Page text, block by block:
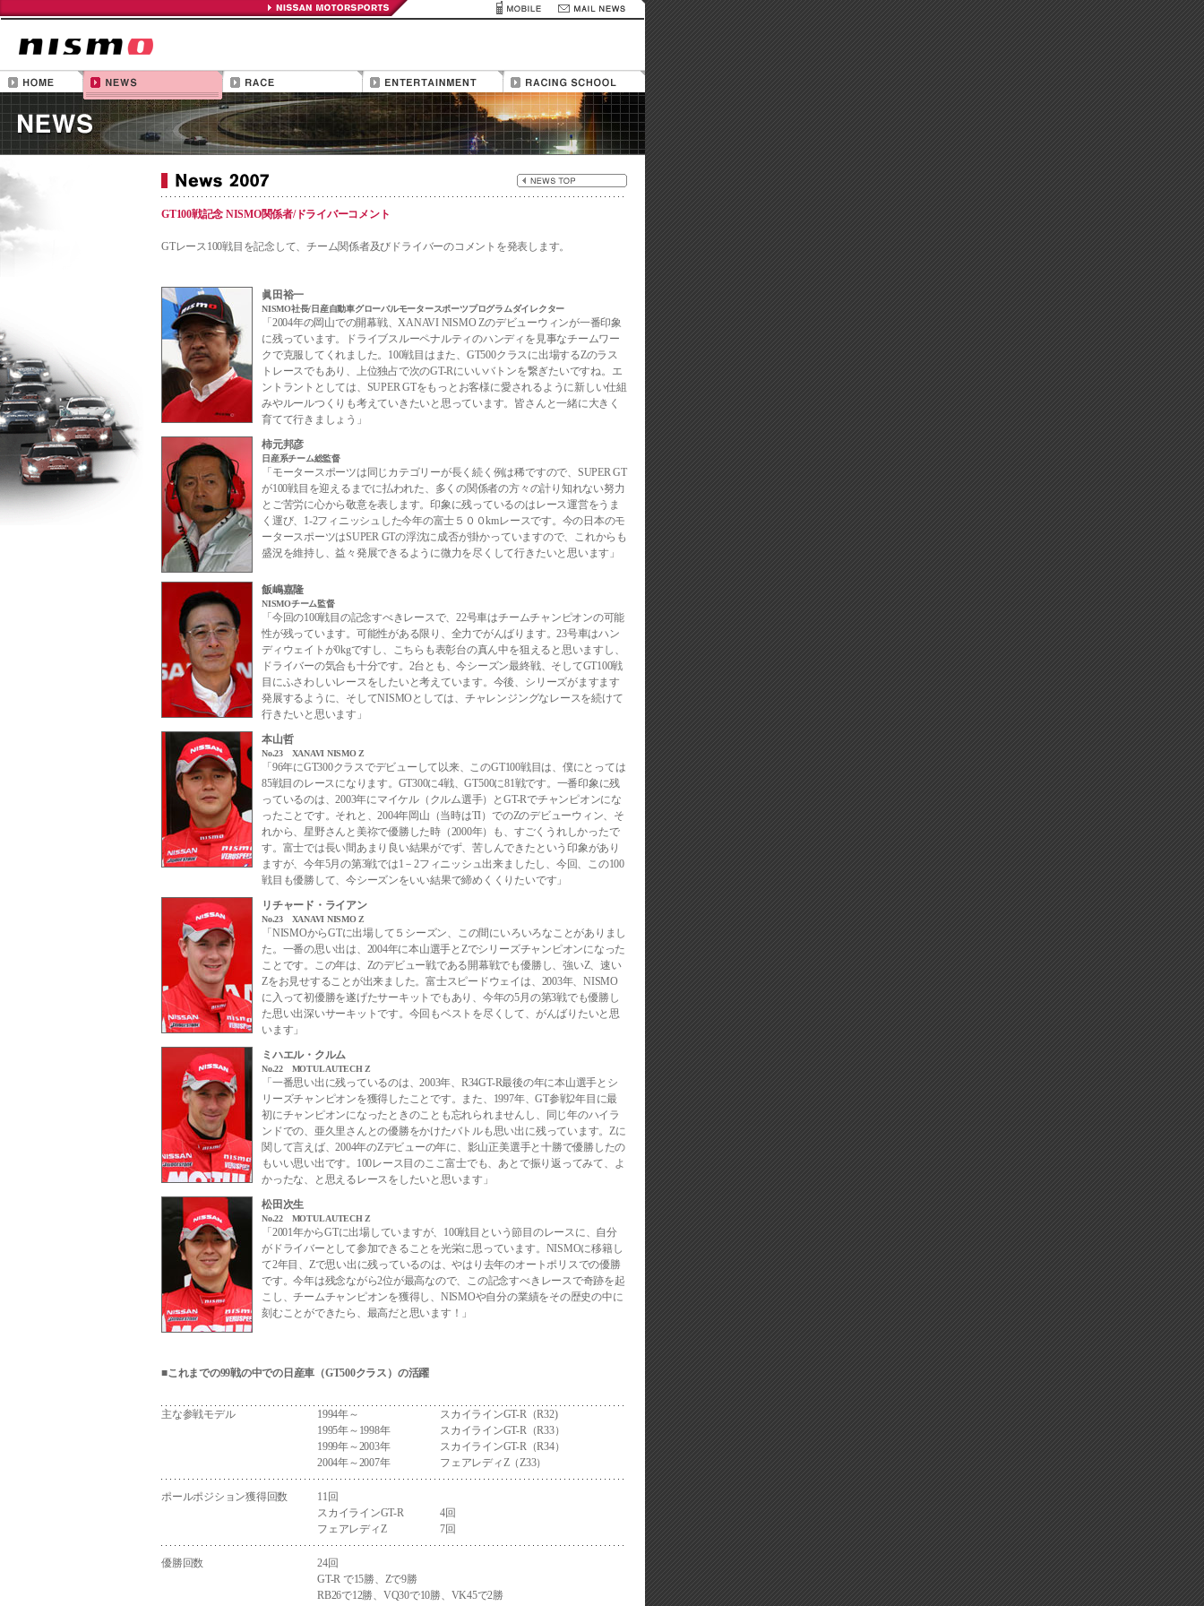
GT100戦記念 NISMO関係者/ドライバーコメント
GTレース100戦目を記念して、チーム関係者及びドライバーのコメントを発表します。
眞田裕一
NISMO社長/日産自動車グローバルモータースポーツプログラムダイレクター
「2004年の岡山での開幕戦、XANAVI NISMO Zのデビューウィンが一番印象
に残っています。ドライブスルーペナルティのハンディを見事なチームワー
クで克服してくれました。100戦目はまた、GT500クラスに出場するZのラス
トレースでもあり、上位独占で次のGT-Rにいいバトンを繋ぎたいですね。エ
ントラントとしては、SUPER GTをもっとお客様に愛されるように新しい仕組
みやルールつくりも考えていきたいと思っています。皆さんと一緒に大きく
育てて行きましょう」
柿元邦彦
日産系チーム総監督
「モータースポーツは同じカテゴリーが長く続く例は稀ですので、SUPER GT
が100戦目を迎えるまでに払われた、多くの関係者の方々の計り知れない努力
とご苦労に心から敬意を表します。印象に残っているのはレース運営をうま
く運び、1-2フィニッシュした今年の富士５００kmレースです。今の日本のモ
ータースポーツはSUPER GTの浮沈に成否が掛かっていますので、これからも
盛況を維持し、益々発展できるように微力を尽くして行きたいと思います」
飯嶋嘉隆
NISMOチーム監督
「今回の100戦目の記念すべきレースで、22号車はチームチャンピオンの可能
性が残っています。可能性がある限り、全力でがんばります。23号車はハン
ディウェイトが0kgですし、こちらも表彰台の真ん中を狙えると思いますし、
ドライバーの気合も十分です。2台とも、今シーズン最終戦、そしてGT100戦
目にふさわしいレースをしたいと考えています。今後、シリーズがますます
発展するように、そしてNISMOとしては、チャレンジングなレースを続けて
行きたいと思います」
本山哲
No.23 XANAVI NISMO Z
「96年にGT300クラスでデビューして以来、このGT100戦目は、僕にとっては
85戦目のレースになります。GT300に4戦、GT500に81戦です。一番印象に残
っているのは、2003年にマイケル（クルム選手）とGT-Rでチャンピオンにな
ったことです。それと、2004年岡山（当時はTI）でのZのデビューウィン、そ
れから、星野さんと美祢で優勝した時（2000年）も、すごくうれしかったで
す。富士では長い間あまり良い結果がでず、苦しんできたという印象があり
ますが、今年5月の第3戦では1－2フィニッシュ出来ましたし、今回、この100
戦目も優勝して、今シーズンをいい結果で締めくくりたいです」
リチャード・ライアン
No.23 XANAVI NISMO Z
「NISMOからGTに出場して５シーズン、この間にいろいろなことがありまし
た。一番の思い出は、2004年に本山選手とZでシリーズチャンピオンになった
ことです。この年は、Zのデビュー戦である開幕戦でも優勝し、強いZ、速い
Zをお見せすることが出来ました。富士スピードウェイは、2003年、NISMO
に入って初優勝を遂げたサーキットでもあり、今年の5月の第3戦でも優勝し
た思い出深いサーキットです。今回もベストを尽くして、がんばりたいと思
います」
ミハエル・クルム
No.22 MOTUL AUTECH Z
「一番思い出に残っているのは、2003年、R34GT-R最後の年に本山選手とシ
リーズチャンピオンを獲得したことです。また、1997年、GT参戦2年目に最
初にチャンピオンになったときのことも忘れられませんし、同じ年のハイラ
ンドでの、亜久里さんとの優勝をかけたバトルも思い出に残っています。Zに
関して言えば、2004年のZデビューの年に、影山正美選手と十勝で優勝したの
もいい思い出です。100レース目のここ富士でも、あとで振り返ってみて、よ
かったな、と思えるレースをしたいと思います」
松田次生
No.22 MOTUL AUTECH Z
「2001年からGTに出場していますが、100戦目という節目のレースに、自分
がドライバーとして参加できることを光栄に思っています。NISMOに移籍し
て2年目、Zで思い出に残っているのは、やはり去年のオートポリスでの優勝
です。今年は残念ながら2位が最高なので、この記念すべきレースで奇跡を起
こし、チームチャンピオンを獲得し、NISMOや自分の業績をその歴史の中に
刻むことができたら、最高だと思います！」
■これまでの99戦の中での日産車（GT500クラス）の活躍
主な参戦モデル 1994年～
スカイラインGT-R（R32)
1995年～1998年
スカイラインGT-R（R33）
1999年～2003年
スカイラインGT-R（R34）
2004年～2007年
フェアレディZ（Z33）
ポールポジション獲得回数
11回
スカイラインGT-R
4回
フェアレディZ
7回
優勝回数
24回
GT-R で15勝、Zで9勝
RB26で12勝、VQ30で10勝、VK45で2勝